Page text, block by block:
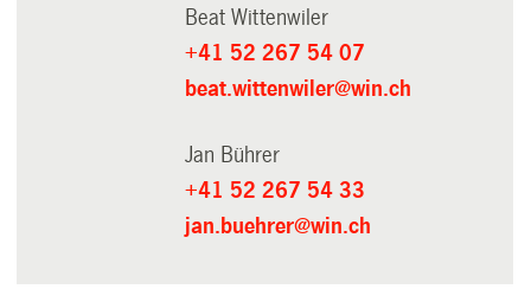
Beat Wittenwiler
+41 52 267 54 07
beat.wittenwiler@win.ch
Jan Bührer
+41 52 267 54 33
jan.buehrer@win.ch